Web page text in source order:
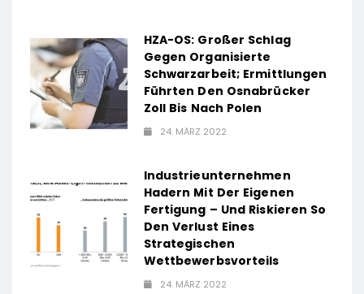
günstiger
HZA-OS: Großer Schlag
Gegen Organisierte
Schwarzarbeit; Ermittlungen
Führten Den Osnabrücker
Zoll Bis Nach Polen
24. MÄRZ 2022
Industrieunternehmen
Hadern Mit Der Eigenen
Fertigung – Und Riskieren So
Den Verlust Eines
Strategischen
Wettbewerbsvorteils
24. MÄRZ 2022